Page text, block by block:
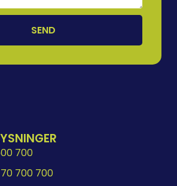
SEND
700
700 700